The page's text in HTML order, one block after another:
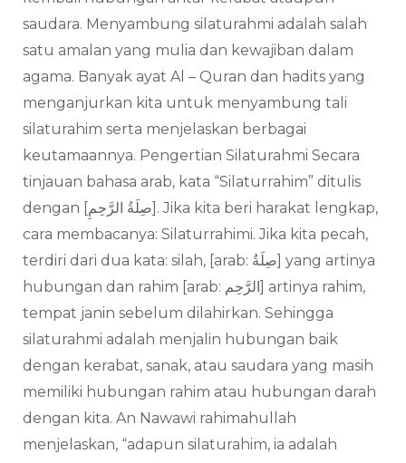
saudara. Menyambung silaturahmi adalah salah
satu amalan yang mulia dan kewajiban dalam
agama. Banyak ayat Al – Quran dan hadits yang
menganjurkan kita untuk menyambung tali
silaturahim serta menjelaskan berbagai
keutamaannya. Pengertian Silaturahmi Secara
tinjauan bahasa arab, kata “Silaturrahim” ditulis
dengan [صِلَةُ الرَّحِمِ]. Jika kita beri harakat lengkap,
cara membacanya: Silaturrahimi. Jika kita pecah,
terdiri dari dua kata: silah, [arab: صِلَةُ] yang artinya
hubungan dan rahim [arab: الرَّحِم] artinya rahim,
tempat janin sebelum dilahirkan. Sehingga
silaturahmi adalah menjalin hubungan baik
dengan kerabat, sanak, atau saudara yang masih
memiliki hubungan rahim atau hubungan darah
dengan kita. An Nawawi rahimahullah
menjelaskan, “adapun silaturahim, ia adalah